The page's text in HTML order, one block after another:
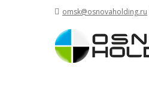
omsk@osnovaholding.ru